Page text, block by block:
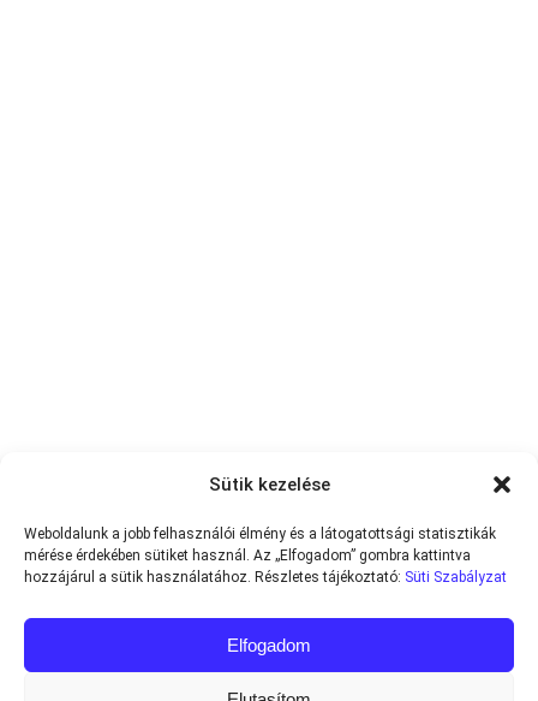
Sütik kezelése
Weboldalunk a jobb felhasználói élmény és a látogatottsági statisztikák
mérése érdekében sütiket használ. Az „Elfogadom” gombra kattintva
hozzájárul a sütik használatához. Részletes tájékoztató: Süti Szabályzat
Elfogadom